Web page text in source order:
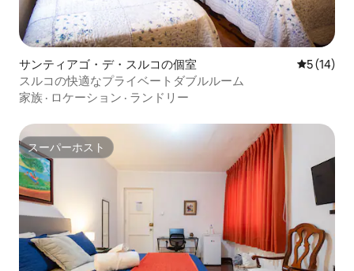
サンティアゴ・デ・スルコの個室 レビュー
5 (14)
スルコの快適なプライベートダブルルーム
家族 · ロケーション · ランドリー
スーパーホスト
スーパーホスト